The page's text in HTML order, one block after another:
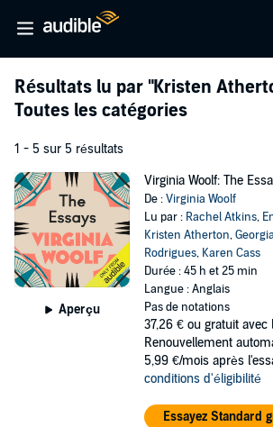
Résultats lu par "Kristen
Toutes les catégories
1 - 5 sur 5 résultats
Aperçu
Virginia Woolf: The
De :Virginia Woolf
Lu par : Rachel Atkins,
Kristen Atherton,
Rodrigues, Karen Cass
Durée : 45 h et 25 min
Langue : Anglais
Pas de notations
37,26 € ou gratuit avec
Renouvellement
5,99 €/mois après
conditions d'éligibilité
Essayez Standard